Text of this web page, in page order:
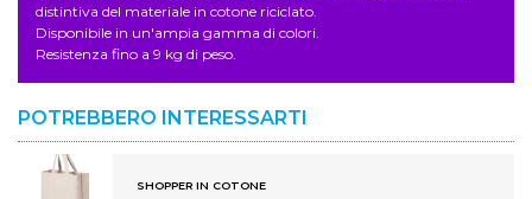
distintiva del materiale in cotone riciclato.
Disponibile in un'ampia gamma di colori.
Resistenza fino a 9 kg di peso.
POTREBBERO INTERESSARTI
SHOPPER IN COTONE